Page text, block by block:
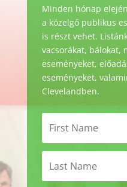
Minden hónap
a közelgő publikus
is részt vehet.
vacsorákat, bálokat,
eseményeket,
eseményeket,
Clevelandben.